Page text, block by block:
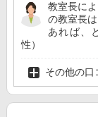
教室長に
の教室長
あれば、
性）
その他の口